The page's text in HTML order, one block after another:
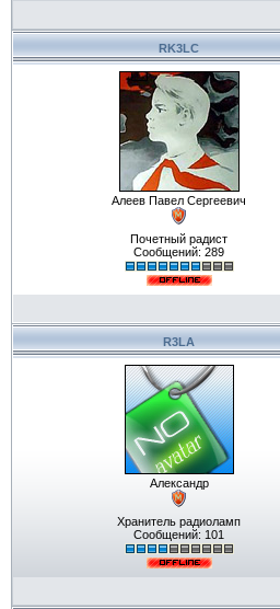
RK3LC
Алеев Павел Сергеевич
Почетный радист
Сообщений: 289
R3LA
Александр
Хранитель радиоламп
Сообщений: 101